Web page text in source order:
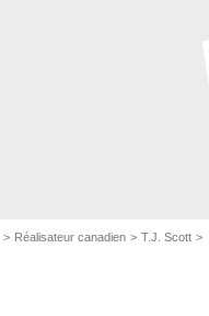
Réalisateur canadien T.J. Scott